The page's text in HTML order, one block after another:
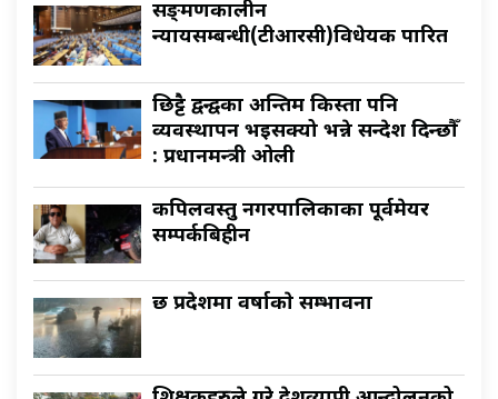
सङ्क्रमणकालीन
न्यायसम्बन्धी(टीआरसी)विधेयक पारित
छिट्टै द्वन्द्वका अन्तिम किस्ता पनि
व्यवस्थापन भइसक्यो भन्ने सन्देश दिन्छौँ
: प्रधानमन्त्री ओली
कपिलवस्तु नगरपालिकाका पूर्वमेयर
सम्पर्कबिहीन
छ प्रदेशमा वर्षाकाे सम्भावना